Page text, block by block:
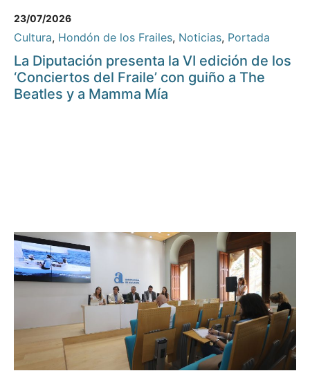
23/07/2026
Cultura, Hondón de los Frailes, Noticias, Portada
La Diputación presenta la VI edición de los
‘Conciertos del Fraile’ con guiño a The
Beatles y a Mamma Mía